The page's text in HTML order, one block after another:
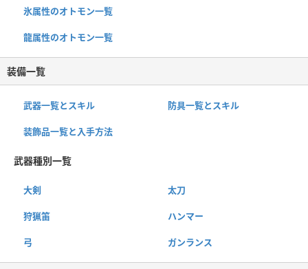
氷属性のオトモン一覧
龍属性のオトモン一覧
装備一覧
武器一覧とスキル 防具一覧とスキル
装飾品一覧と入手方法
武器種別一覧
大剣 太刀
狩猟笛 ハンマー
弓 ガンランス